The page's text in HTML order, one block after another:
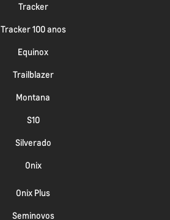
Tracker
Tracker 100 anos
Equinox
Trailblazer
Montana
S10
Silverado
Onix
Onix Plus
Seminovos